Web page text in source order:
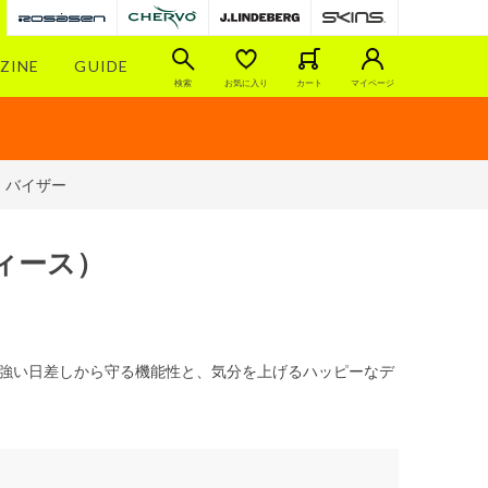
GUIDE
検索 お気に入り カート マイページ
バイザー
ース）
い日差しから守る機能性と、気分を上げるハッピーなデ